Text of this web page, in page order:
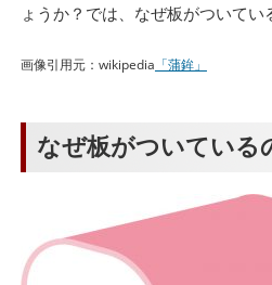
ょうか？では、なぜ板がついてい
画像引用元：wikipedia 「蒲鉾」
なぜ板がついている